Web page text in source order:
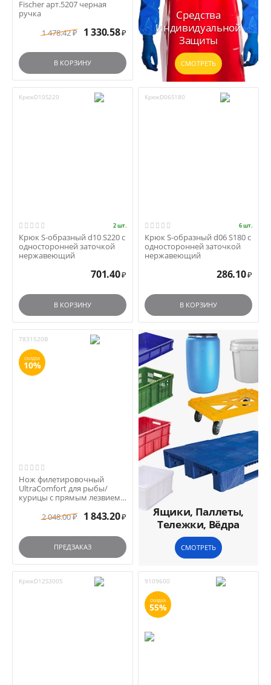
Fischer арт.5207 черная
ручка
1 478.42 ₽ 1 330.58 ₽
В КОРЗИНУ
Средства
Индивидуальной
Защиты
СМОТРЕТЬ
КрюкD10S220
2 шт.
Крюк S-образный d10 S220 с
односторонней заточкой
нержавеющий
701.40 ₽
В КОРЗИНУ
КрюкD06S180
6 шт.
Крюк S-образный d06 S180 с
односторонней заточкой
нержавеющий
286.10 ₽
В КОРЗИНУ
7831520B
СКИДКА
10%
Нож филетировочный
UltraComfort для рыбы/
курицы с прямым лезвием
2 048.00 ₽ 1 843.20 ₽
ПРЕДЗАКАЗ
Ящики, Паллеты,
Тележки, Вёдра
СМОТРЕТЬ
КрюкD12S300S 9109600
СКИДКА
55%